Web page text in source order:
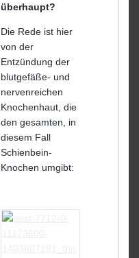
überhaupt?
Die Rede ist hier
von der
Entzündung der
blutgefäße- und
nervenreichen
Knochenhaut, die
den gesamten, in
diesem Fall
Schienbein-
Knochen umgibt: